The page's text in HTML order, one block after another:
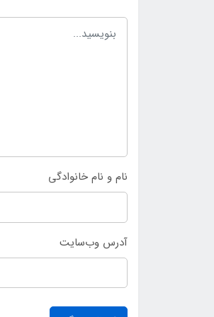
نام و نام خانوادگی
آدرس وب‌سایت